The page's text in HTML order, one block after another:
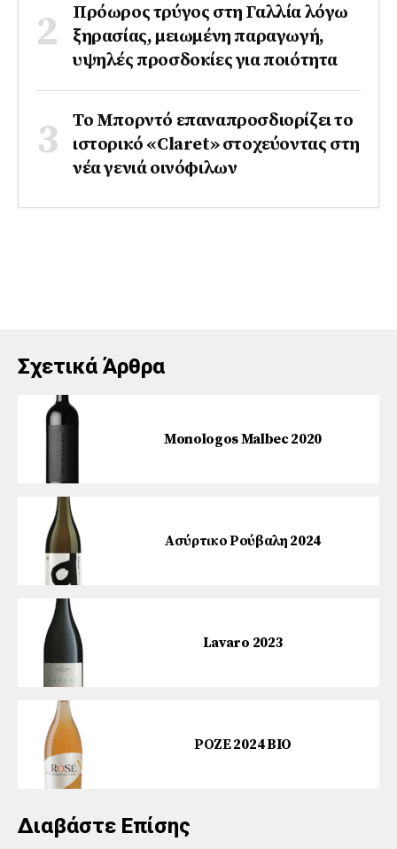
Πρόωρος τρύγος στη Γαλλία λόγω
ξηρασίας, μειωμένη παραγωγή,
υψηλές προσδοκίες για ποιότητα
Το Μπορντό επαναπροσδιορίζει το
ιστορικό «Claret» στοχεύοντας στη
νέα γενιά οινόφιλων
Σχετικά Άρθρα
Monologos Malbec 2020
Ασύρτικο Ρούβαλη 2024
Lavaro 2023
ΡΟΖΕ 2024 BIO
Διαβάστε Επίσης